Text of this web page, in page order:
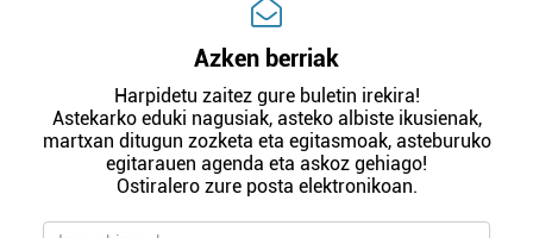
Azken berriak
Harpidetu zaitez gure buletin irekira!
Astekarko eduki nagusiak, asteko albiste ikusienak,
martxan ditugun zozketa eta egitasmoak, asteburuko
egitarauen agenda eta askoz gehiago!
Ostiralero zure posta elektronikoan.